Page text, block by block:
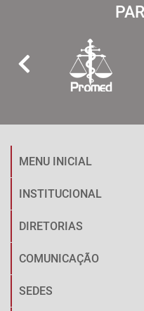
MENU INICIAL
INSTITUCIONAL
DIRETORIAS
COMUNICAÇÃO
SEDES